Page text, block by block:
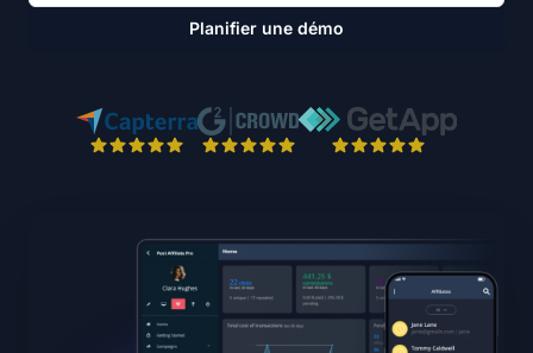
Planifier une démo